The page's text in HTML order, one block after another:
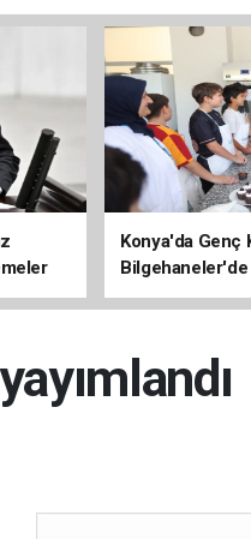
Konya'da Genç